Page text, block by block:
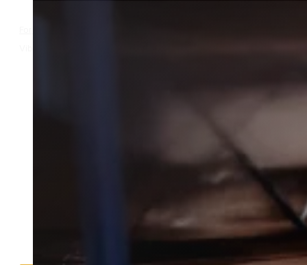
Effektiv skægkræbekæmpelse i Viborg
udført af lokale partnere med erfaring
Få hurtig forbindelse til en
skadedyrstekniker, der kan vurdere
angrebet og lægge en målrettet plan.